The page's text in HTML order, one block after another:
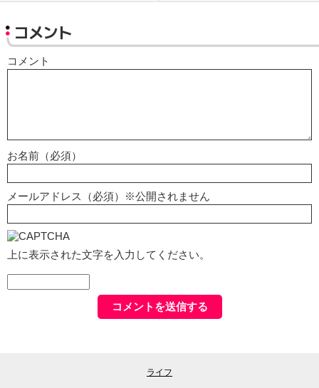
コメント
コメント
お名前（必須）
メールアドレス（必須）※公開されません
上に表示された文字を入力してください。
ライフ